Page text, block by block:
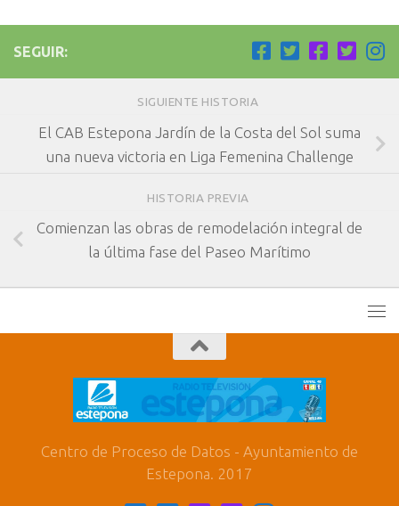
SEGUIR:
SIGUIENTE HISTORIA
El CAB Estepona Jardín de la Costa del Sol suma
una nueva victoria en Liga Femenina Challenge
HISTORIA PREVIA
Comienzan las obras de remodelación integral de
la última fase del Paseo Marítimo
Centro de Proceso de Datos - Ayuntamiento de
Estepona. 2017